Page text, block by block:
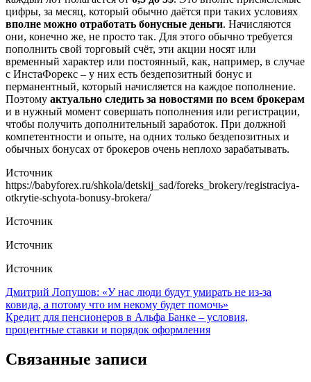
цифры, за месяц, который обычно даётся при таких условиях
вполне можно отработать бонусные деньги. Начисляются
они, конечно же, не просто так. Для этого обычно требуется
пополнить свой торговый счёт, эти акции носят или
временный характер или постоянный, как, например, в случае
с ИнстаФорекс – у них есть бездепозитный бонус и
перманентный, который начисляется на каждое пополнение.
Поэтому актуально следить за новостями по всем брокерам
и в нужный момент совершать пополнения или регистрации,
чтобы получить дополнительный заработок. При должной
компетентности и опыте, на одних только бездепозитных и
обычных бонусах от брокеров очень неплохо зарабатывать.
Источник
https://babyforex.ru/shkola/detskij_sad/foreks_brokery/registraciya-
otkrytie-schyota-bonusy-brokera/
Источник
Источник
Источник
Навигация
по
записям
Дмитрий Лопушов: «У нас люди будут умирать не из-за
ковида, а потому что им некому будет помочь»
Кредит для пенсионеров в Альфа Банке – условия,
процентные ставки и порядок оформления
Связанные записи